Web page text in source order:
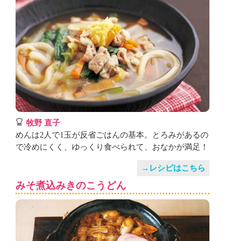
牧野 直子
めんは2人で1玉が反省ごはんの基本。とろみがあるの
で冷めにくく、ゆっくり食べられて、おなかが満足！
→レシピはこちら
みそ煮込みきのこうどん